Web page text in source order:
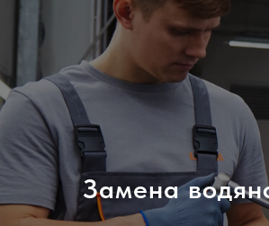
Замена